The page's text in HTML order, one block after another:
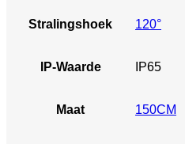
Stralingshoek 120°
IP-Waarde IP65
Maat 150CM